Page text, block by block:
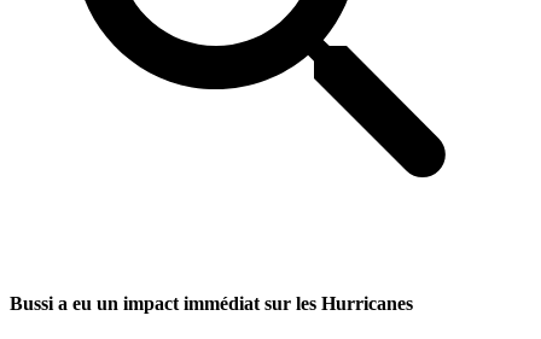
Bussi a eu un impact immédiat sur les Hurricanes